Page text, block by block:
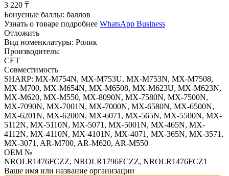
3 220 ₸
Бонусные баллы: баллов
Узнать о товаре подробнее WhatsApp Business
Отложить
Вид номенклатуры: Ролик
Производитель:
CET
Совместимость
SHARP: MX-M754N, MX-M753U, MX-M753N, MX-M7508,
MX-M700, MX-M654N, MX-M6508, MX-M623U, MX-M623N,
MX-M620, MX-M550, MX-8090N, MX-7580N, MX-7500N,
MX-7090N, MX-7001N, MX-7000N, MX-6580N, MX-6500N,
MX-6201N, MX-6200N, MX-6071, MX-565N, MX-5500N, MX-
5112N, MX-5110N, MX-5071, MX-5001N, MX-465N, MX-
4112N, MX-4110N, MX-4101N, MX-4071, MX-365N, MX-3571,
MX-3071, AR-M700, AR-M620, AR-M550
OEM №
NROLR1476FCZZ, NROLR1796FCZZ, NROLR1476FCZ1
Ваше имя или название организации